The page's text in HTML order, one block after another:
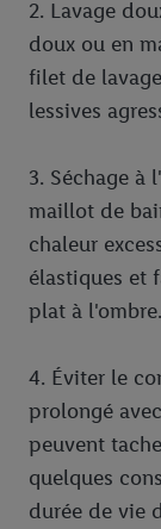
2. Lavage
doux ou en
filet de
lessives
3. Séchage à
maillot de
chaleur
élastiques et
plat à l'ombre.
4. Éviter le
prolongé
peuvent
quelques
durée de vie